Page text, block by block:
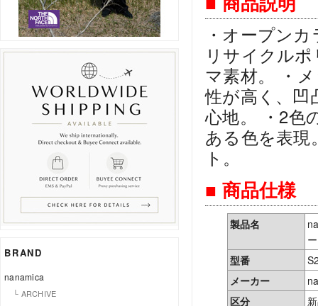
BRAND
nanamica
└ ARCHIVE
・オープン
リサイクル
マ素材。 ・
性が高く、凹
心地。 ・2色
ある色を表
ト。
■ 商品仕様
製品名
型番
メーカー
区分